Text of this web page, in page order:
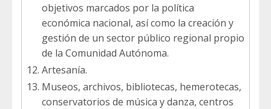
objetivos marcados por la política
económica nacional, así como la creación y
gestión de un sector público regional propio
de la Comunidad Autónoma.
Artesanía.
Museos, archivos, bibliotecas, hemerotecas,
conservatorios de música y danza, centros